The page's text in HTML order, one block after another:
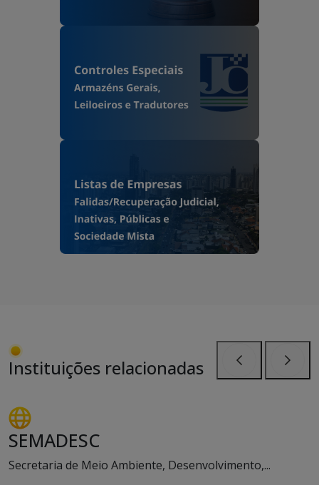
Instituições relacionadas
SEMADESC
Secretaria de Meio Ambiente, Desenvolvimento,...